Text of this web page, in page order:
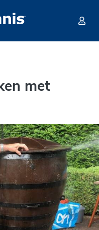
met Kiwanis
met